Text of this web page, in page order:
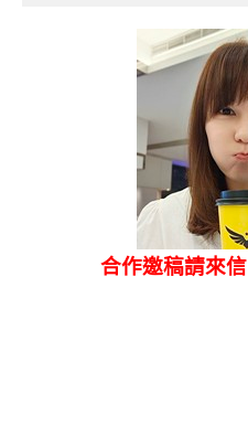
合作邀稿請來信